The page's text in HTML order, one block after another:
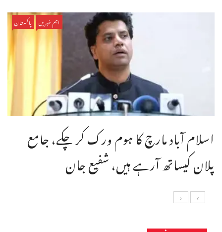
اہم خبریں پاکستان
اسلام آباد مارچ کا ہوم ورک کر چکے، جامع
پلان کیساتھ آرہے ہیں، شفیع جان